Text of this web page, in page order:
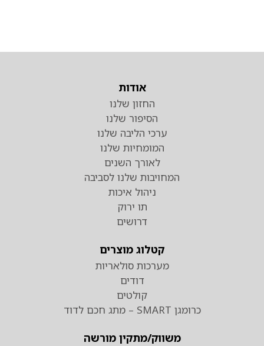
אודות
החזון שלנו
הסיפור שלנו
ערכי הליבה שלנו
המומחיות שלנו
לאורך השנים
המחויבות שלנו לסביבה
ניהול איכות
תו ירוק
דרושים
קטלוג מוצרים
מערכות סולאריות
דודים
קולטים
כרומגן SMART – מתג חכם לדוד
משווק/מתקין מורשה